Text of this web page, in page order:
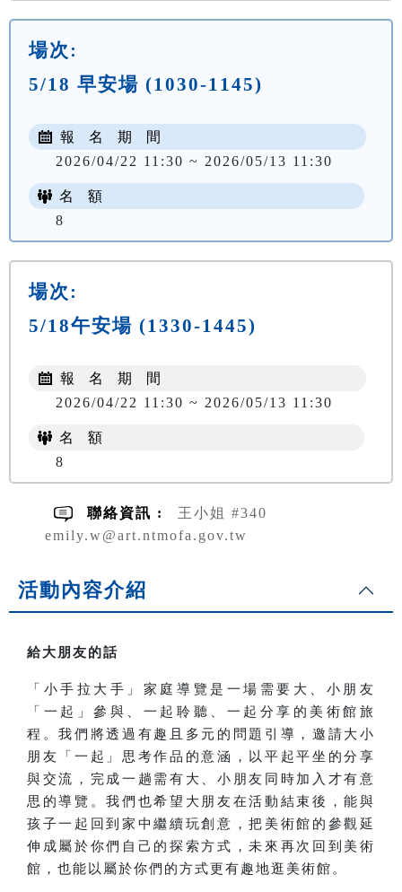
場次:
5/18 早安場 (1030-1145)
報 名 期 間
2026/04/22 11:30 ~ 2026/05/13 11:30
名 額
8
場次:
5/18午安場 (1330-1445)
報 名 期 間
2026/04/22 11:30 ~ 2026/05/13 11:30
名 額
8
聯絡資訊 :
王小姐 #340
emily.w@art.ntmofa.gov.tw
活動內容介紹
給大朋友的話
「小手拉大手」家庭導覽是一場需要大、小朋友
「一起」參與、一起聆聽、一起分享的美術館旅
程。我們將透過有趣且多元的問題引導，邀請大小
朋友「一起」思考作品的意涵，以平起平坐的分享
與交流，完成一趟需有大、小朋友同時加入才有意
思的導覽。我們也希望大朋友在活動結束後，能與
孩子一起回到家中繼續玩創意，把美術館的參觀延
伸成屬於你們自己的探索方式，未來再次回到美術
館，也能以屬於你們的方式更有趣地逛美術館。